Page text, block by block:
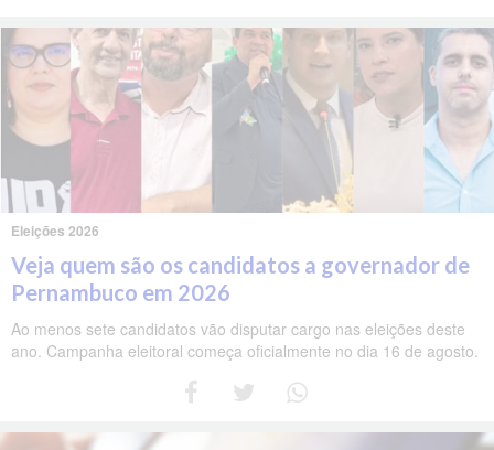
Eleições 2026
Veja quem são os candidatos a governador de
Pernambuco em 2026
Ao menos sete candidatos vão disputar cargo nas eleições deste
ano. Campanha eleitoral começa oficialmente no dia 16 de agosto.